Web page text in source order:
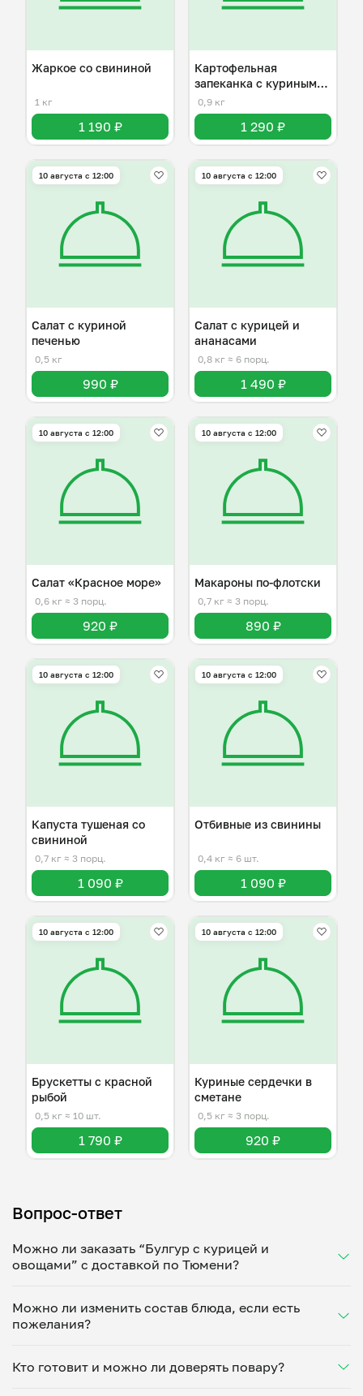
Жаркое со свининой
1 кг
1 190 ₽
Картофельная
запеканка с куриным
фаршем
0,9 кг
1 290 ₽
10 августа с 12:00
Салат с куриной
печенью
0,5 кг
990 ₽
10 августа с 12:00
Салат с курицей и
ананасами
0,8 кг ≈ 6 порц.
1 490 ₽
10 августа с 12:00
Салат «Красное море»
0,6 кг ≈ 3 порц.
920 ₽
10 августа с 12:00
Макароны по-флотски
0,7 кг ≈ 3 порц.
890 ₽
10 августа с 12:00
Капуста тушеная со
свининой
0,7 кг ≈ 3 порц.
1 090 ₽
10 августа с 12:00
Отбивные из свинины
0,4 кг ≈ 6 шт.
1 090 ₽
10 августа с 12:00
Брускетты с красной
рыбой
0,5 кг ≈ 10 шт.
1 790 ₽
10 августа с 12:00
Куриные сердечки в
сметане
0,5 кг ≈ 3 порц.
920 ₽
Вопрос-ответ
Можно ли заказать “Булгур с курицей и
овощами” с доставкой по Тюмени?
Укажите удобное время — и получите свежее
домашнее блюдо в большой порции прямо с плиты.
минут. Статус заказа отслеживайте в личном
кабинете, а с поваром можно связаться напрямую в
Можно ли изменить состав блюда, если есть
пожелания?
ваши предпочтения: уберет специи, снизит
Кто готовит и можно ли доверять повару?